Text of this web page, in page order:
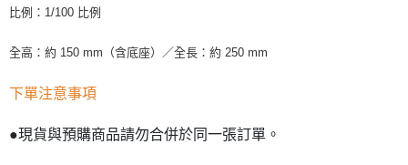
比例：1/100 比例
全高：約 150 mm（含底座）／全長：約 250 mm
下單注意事項
●現貨與預購商品請勿合併於同一張訂單。